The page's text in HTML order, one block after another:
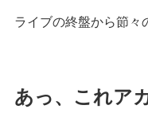
ライブの終盤から節々
あっ、これア